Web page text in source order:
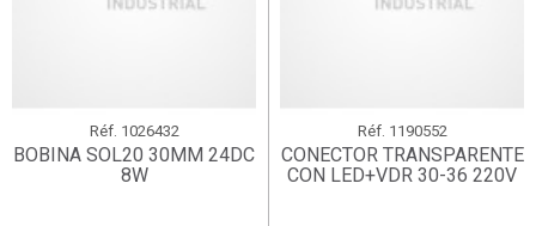
Réf. 1026432
BOBINA SOL20 30MM 24DC
8W
Réf. 1190552
CONECTOR TRANSPARENTE
CON LED+VDR 30-36 220V